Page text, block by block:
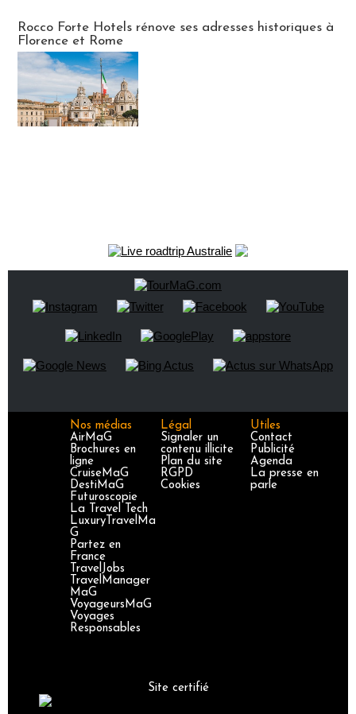
Rocco Forte Hotels rénove ses adresses historiques à
Florence et Rome
Nos médias
AirMaG
Brochures en
ligne
CruiseMaG
DestiMaG
Futuroscopie
La Travel Tech
LuxuryTravelMa
G
Partez en
France
TravelJobs
TravelManager
MaG
VoyageursMaG
Voyages
Responsables
Légal
Signaler un
contenu illicite
Plan du site
RGPD
Cookies
Utiles
Contact
Publicité
Agenda
La presse en
parle
Site certifié